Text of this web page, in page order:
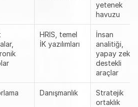
yetenek
havuzu
HRIS, temel
İK yazılımları
İnsan
analitiği,
yapay zekâ
destekli
araçlar
Danışmanlık
Stratejik
ortaklık